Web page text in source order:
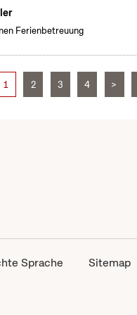
Ferienbetreuung
1 2 3 4 >
Sprache Sitemap